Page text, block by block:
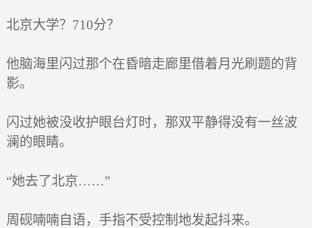
北京大学？710分？
他脑海里闪过那个在昏暗走廊里借着月光刷题的背
影。
闪过她被没收护眼台灯时，那双平静得没有一丝波
澜的眼睛。
“她去了北京……”
周砚喃喃自语，手指不受控制地发起抖来。